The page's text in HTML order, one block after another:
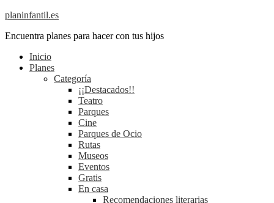
planinfantil.es
Encuentra planes para hacer con tus hijos
Inicio
Planes
Categoría
¡¡Destacados!!
Teatro
Parques
Cine
Parques de Ocio
Rutas
Museos
Eventos
Gratis
En casa
Recomendaciones literarias